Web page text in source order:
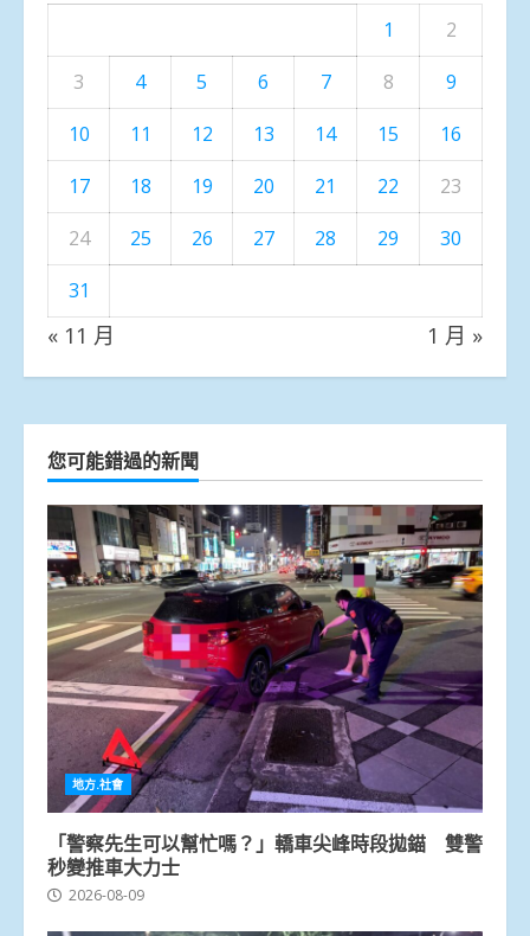
1
2
3
4 5 6 7 8
9
10
11 12 13 14 15
16
17
18 19 20 21 22
23
24
25 26 27 28 29
30
31
« 11 月 1 月 »
您可能錯過的新聞
地方.社會
「警察先生可以幫忙嗎？」轎車尖峰時段拋錨 雙警
秒變推車大力士
2026-08-09